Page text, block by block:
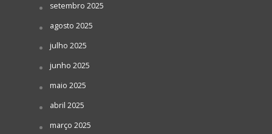
setembro 2025
agosto 2025
julho 2025
junho 2025
maio 2025
abril 2025
março 2025